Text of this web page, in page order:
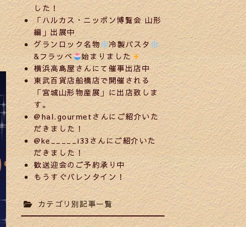
した！
「ハルカス・ニッポン博覧会 山形
編」出展中
グランロック名物
冷製パスタ
&フラッペ
始まりました
横浜高島屋さんにて催事出店中
東武百貨店船橋店で開催される
「宮城山形物産展」に出店致しま
す。
@hal.gourmetさんにご紹介いた
だきました！
@ke_____i33さんにご紹介いた
だきました！
歓送迎会のご予約承り中
もうすぐバレンタイン！
カテゴリ別記事一覧